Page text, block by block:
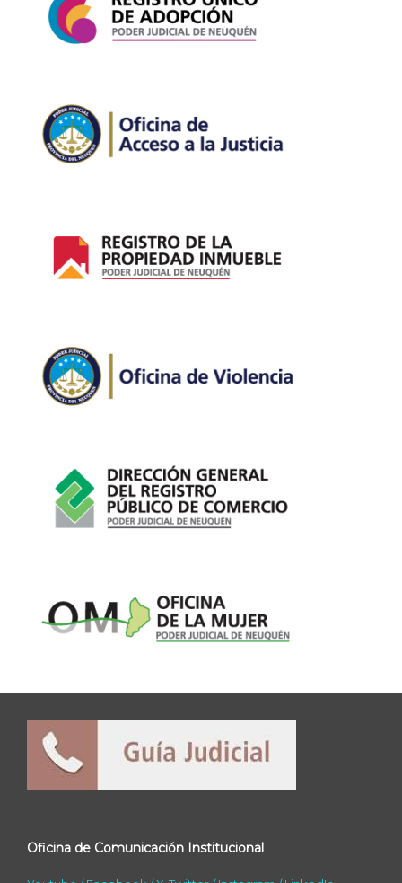
Oficina de Comunicación Institucional